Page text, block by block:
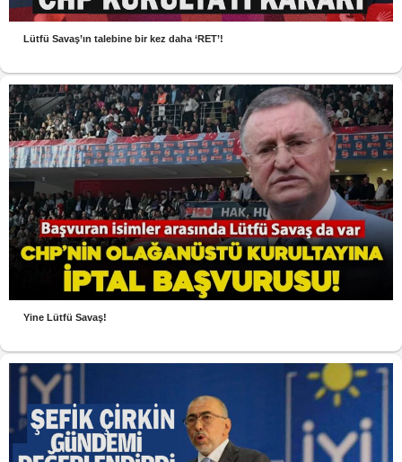
Lütfü Savaş’ın talebine bir kez daha ‘RET’!
Yine Lütfü Savaş!